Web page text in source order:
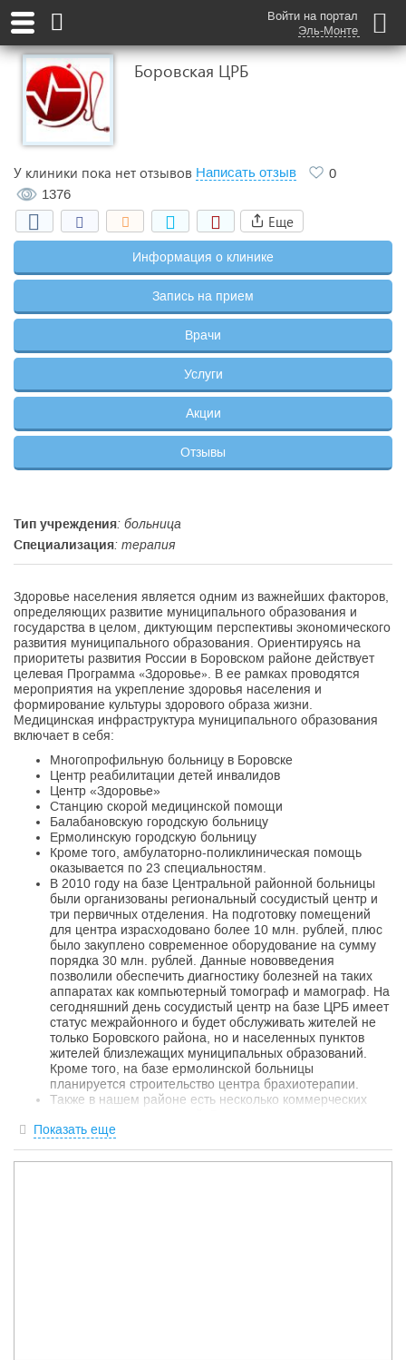
Войти на портал
Эль-Монте
Боровская ЦРБ
У клиники пока нет отзывов Написать отзыв
0
1376
Еще
Информация о клинике
Запись на прием
Врачи
Услуги
Акции
Отзывы
Тип учреждения: больница
Специализация: терапия
Здоровье населения является одним из важнейших факторов,
определяющих развитие муниципального образования и
государства в целом, диктующим перспективы экономического
развития муниципального образования. Ориентируясь на
приоритеты развития России в Боровском районе действует
целевая Программа «Здоровье». В ее рамках проводятся
мероприятия на укрепление здоровья населения и
формирование культуры здорового образа жизни.
Медицинская инфраструктура муниципального образования
включает в себя:
Многопрофильную больницу в Боровске
Центр реабилитации детей инвалидов
Центр «Здоровье»
Станцию скорой медицинской помощи
Балабановскую городскую больницу
Ермолинскую городскую больницу
Кроме того, амбулаторно-поликлиническая помощь
оказывается по 23 специальностям.
В 2010 году на базе Центральной районной больницы
были организованы региональный сосудистый центр и
три первичных отделения. На подготовку помещений
для центра израсходовано более 10 млн. рублей, плюс
было закуплено современное оборудование на сумму
порядка 30 млн. рублей. Данные нововведения
позволили обеспечить диагностику болезней на таких
аппаратах как компьютерный томограф и мамограф. На
сегодняшний день сосудистый центр на базе ЦРБ имеет
статус межрайонного и будет обслуживать жителей не
только Боровского района, но и населенных пунктов
жителей близлежащих муниципальных образований.
Кроме того, на базе ермолинской больницы
планируется строительство центра брахиотерапии.
Также в нашем районе есть несколько коммерческих
медицинских учреждений позволяет оказывать всю
помощь жителям Боровского района.
Показать еще